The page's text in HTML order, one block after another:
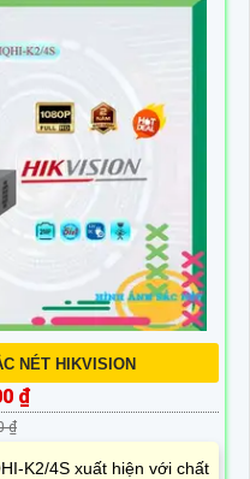
NÉT HIKVISION
₫
₫
K2/4S xuất hiện với chất